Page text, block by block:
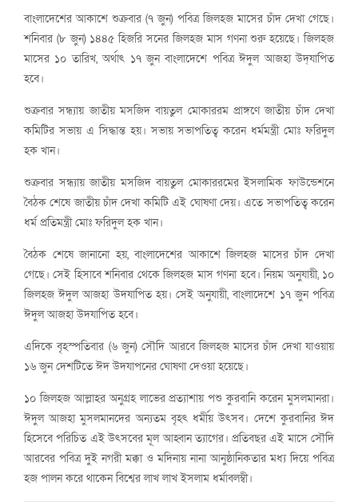
বাংলাদেশের আকাশে শুক্রবার (৭ জুন) পবিত্র জিলহজ মাসের চাঁদ দেখা গেছে।
শনিবার (৮ জুন) ১৪৪৫ হিজরি সনের জিলহজ মাস গণনা শুরু হয়েছে। জিলহজ
মাসের ১০ তারিখ, অর্থাৎ ১৭ জুন বাংলাদেশে পবিত্র ঈদুল আজহা উদ্‌যাপিত
হবে।
শুক্রবার সন্ধ্যায় জাতীয় মসজিদ বায়তুল মোকাররম প্রাঙ্গণে জাতীয় চাঁদ দেখা
কমিটির সভায় এ সিদ্ধান্ত হয়। সভায় সভাপতিত্ব করেন ধর্মমন্ত্রী মোঃ ফরিদুল
হক খান।
শুক্রবার সন্ধ্যায় জাতীয় মসজিদ বায়তুল মোকাররমের ইসলামিক ফাউন্ডেশনে
বৈঠক শেষে জাতীয় চাঁদ দেখা কমিটি এই ঘোষণা দেয়। এতে সভাপতিত্ব করেন
ধর্ম প্রতিমন্ত্রী মোঃ ফরিদুল হক খান।
বৈঠক শেষে জানানো হয়, বাংলাদেশের আকাশে জিলহজ মাসের চাঁদ দেখা
গেছে। সেই হিসাবে শনিবার থেকে জিলহজ মাস গণনা হবে। নিয়ম অনুযায়ী, ১০
জিলহজ ঈদুল আজহা উদযাপিত হয়। সেই অনুযায়ী, বাংলাদেশে ১৭ জুন পবিত্র
ঈদুল আজহা উদযাপিত হবে।
এদিকে বৃহস্পতিবার (৬ জুন) সৌদি আরবে জিলহজ মাসের চাঁদ দেখা যাওয়ায়
১৬ জুন দেশটিতে ঈদ উদযাপনের ঘোষণা দেওয়া হয়েছে।
১০ জিলহজ আল্লাহর অনুগ্রহ লাভের প্রত্যাশায় পশু কুরবানি করেন মুসলমানরা।
ঈদুল আজহা মুসলমানদের অন্যতম বৃহৎ ধর্মীয় উৎসব। দেশে কুরবানির ঈদ
হিসেবে পরিচিত এই উৎসবের মূল আহ্বান ত্যাগের। প্রতিবছর এই মাসে সৌদি
আরবের পবিত্র দুই নগরী মক্কা ও মদিনায় নানা আনুষ্ঠানিকতার মধ্য দিয়ে পবিত্র
হজ পালন করে থাকেন বিশ্বের লাখ লাখ ইসলাম ধর্মাবলম্বী।